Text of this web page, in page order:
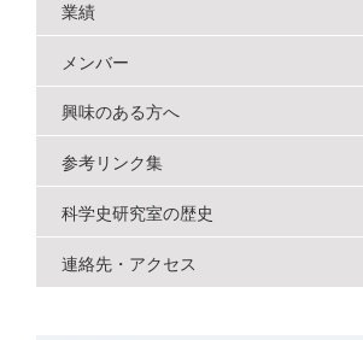
業績
メンバー
興味のある方へ
参考リンク集
科学史研究室の歴史
連絡先・アクセス